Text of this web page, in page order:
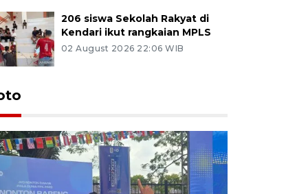
206 siswa Sekolah Rakyat di
Kendari ikut rangkaian MPLS
02 August 2026 22:06 WIB